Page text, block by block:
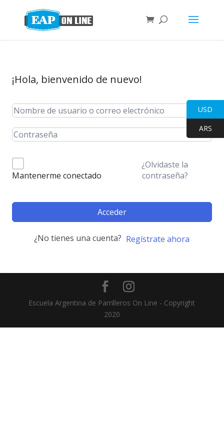
¡Hola, bienvenido de nuevo!
Mantenerme conectado
¿Olvidaste la
contraseña?
Acceder
¿No tienes una cuenta? Regístrate ahora
Escuela Argentina de Parrilleros On Line - Copyright
2020
USD
ARS